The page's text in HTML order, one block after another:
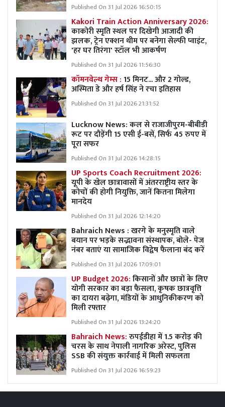
Published On 31 Jul 2026 16:50:15
Kakori Train Action Anniversary 2026:
काकोरी स्मृति स्थल पर दिखेगी आजादी की
झलक, ट्रेन एक्शन थीम पर बनेगा सेल्फी प्वाइंट,
'हर घर तिरंगा' स्टॉल भी आकर्षण
Published On 31 Jul 2026 11:56:30
कॉमनवेल्थ गेम्स :15 मिनट... और 2 गोल्ड,
अस्मिता डे और हर्ष सिंह ने रचा इतिहास
Published On 31 Jul 2026 21:31:52
Lucknow News:कल से राजाजीपुरम-बीबीडी
रूट पर दौड़ेंगी 15 एसी ई-बसें, सिर्फ 45 रुपए में
पूरा सफर
Published On 31 Jul 2026 14:28:15
UP Sports Coach Recruitment 2026:
यूपी के खेल छात्रावासों में अंतरराष्ट्रीय स्तर के
कोचों की होगी नियुक्ति, जानें कितना मिलेगा
मानदेय
Published On 31 Jul 2026 12:14:20
Bahraich News : खरगे के मनुस्मृति वाले
बयान पर भड़के सद्भावना संस्थापक, बोले- पेज
नंबर बताएं या सामाजिक विद्वेष फैलाना बंद करें
Published On 31 Jul 2026 17:09:01
UP Budget 2026:किसानों और छात्रों के लिए
योगी सरकार का बड़ा फैसला, कृषक छात्रवृत्ति
का दायरा बढ़ेगा, मंडियों के आधुनिकीकरण को
मिली रफ्तार
Published On 31 Jul 2026 13:24:20
Bahraich News:रुपईडीहा में 1.5 करोड़ की
चरस के साथ नेपाली नागरिक अरेस्ट, पुलिस
SSB की संयुक्त कार्रवाई में मिली सफलता
Published On 31 Jul 2026 16:59:23